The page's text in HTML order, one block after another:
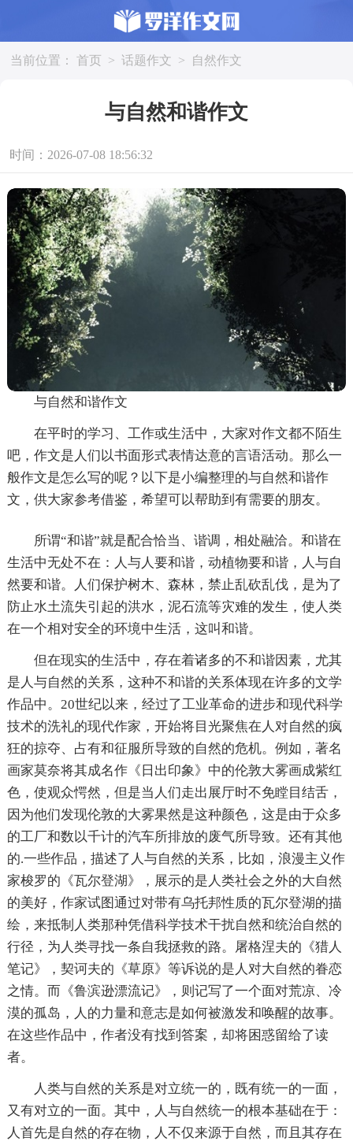
当前位置： 首页 > 话题作文 > 自然作文
与自然和谐作文
时间：2026-07-08 18:56:32
与自然和谐作文
在平时的学习、工作或生活中，大家对作文都不陌生
吧，作文是人们以书面形式表情达意的言语活动。那么一
般作文是怎么写的呢？以下是小编整理的与自然和谐作
文，供大家参考借鉴，希望可以帮助到有需要的朋友。
所谓“和谐”就是配合恰当、谐调，相处融洽。和谐在
生活中无处不在：人与人要和谐，动植物要和谐，人与自
然要和谐。人们保护树木、森林，禁止乱砍乱伐，是为了
防止水土流失引起的洪水，泥石流等灾难的发生，使人类
在一个相对安全的环境中生活，这叫和谐。
但在现实的生活中，存在着诸多的不和谐因素，尤其
是人与自然的关系，这种不和谐的关系体现在许多的文学
作品中。20世纪以来，经过了工业革命的进步和现代科学
技术的洗礼的现代作家，开始将目光聚焦在人对自然的疯
狂的掠夺、占有和征服所导致的自然的危机。例如，著名
画家莫奈将其成名作《日出印象》中的伦敦大雾画成紫红
色，使观众愕然，但是当人们走出展厅时不免瞠目结舌，
因为他们发现伦敦的大雾果然是这种颜色，这是由于众多
的工厂和数以千计的汽车所排放的废气所导致。还有其他
的.一些作品，描述了人与自然的关系，比如，浪漫主义作
家梭罗的《瓦尔登湖》，展示的是人类社会之外的大自然
的美好，作家试图通过对带有乌托邦性质的瓦尔登湖的描
绘，来抵制人类那种凭借科学技术干扰自然和统治自然的
行径，为人类寻找一条自我拯救的路。屠格涅夫的《猎人
笔记》，契诃夫的《草原》等诉说的是人对大自然的眷恋
之情。而《鲁滨逊漂流记》，则记写了一个面对荒凉、冷
漠的孤岛，人的力量和意志是如何被激发和唤醒的故事。
在这些作品中，作者没有找到答案，却将困惑留给了读
者。
人类与自然的关系是对立统一的，既有统一的一面，
又有对立的一面。其中，人与自然统一的根本基础在于：
人首先是自然的存在物，人不仅来源于自然，而且其存在